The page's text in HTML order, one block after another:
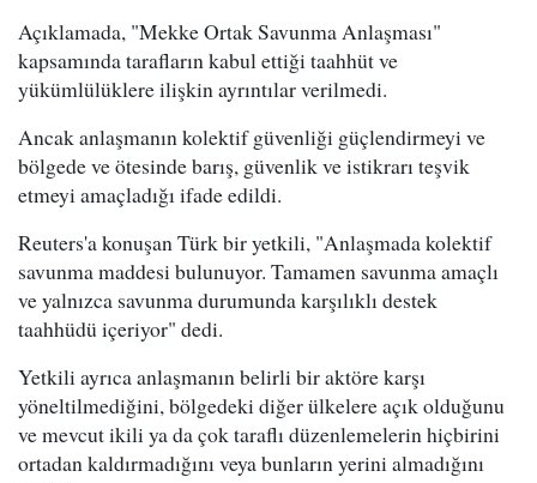
Açıklamada, "Mekke Ortak Savunma Anlaşması"
kapsamında tarafların kabul ettiği taahhüt ve
yükümlülüklere ilişkin ayrıntılar verilmedi.
Ancak anlaşmanın kolektif güvenliği güçlendirmeyi ve
bölgede ve ötesinde barış, güvenlik ve istikrarı teşvik
etmeyi amaçladığı ifade edildi.
Reuters'a konuşan Türk bir yetkili, "Anlaşmada kolektif
savunma maddesi bulunuyor. Tamamen savunma amaçlı
ve yalnızca savunma durumunda karşılıklı destek
taahhüdü içeriyor" dedi.
Yetkili ayrıca anlaşmanın belirli bir aktöre karşı
yöneltilmediğini, bölgedeki diğer ülkelere açık olduğunu
ve mevcut ikili ya da çok taraflı düzenlemelerin hiçbirini
ortadan kaldırmadığını veya bunların yerini almadığını